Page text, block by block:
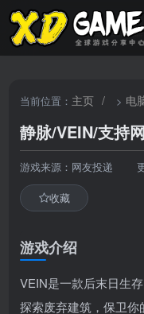
当前位置： 主页 / > 电
静脉/VEIN/支持
游戏来源：网友投递
收藏
游戏介绍
VEIN是一款后末日生
探索废弃建筑，保卫